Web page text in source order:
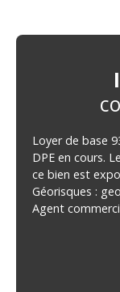
Loyer de base
DPE en cours.
ce bien est
Géorisques :
Agent